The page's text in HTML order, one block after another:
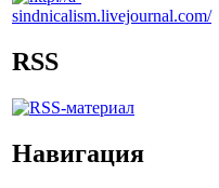
RSS
Навигация